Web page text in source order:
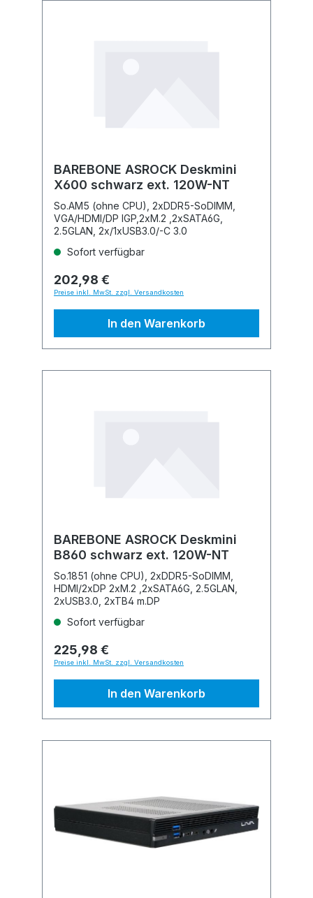
BAREBONE ASROCK Deskmini
X600 schwarz ext. 120W-NT
So.AM5 (ohne CPU), 2xDDR5-SoDIMM,
VGA/HDMI/DP IGP,2xM.2 ,2xSATA6G,
2.5GLAN, 2x/1xUSB3.0/-C 3.0
Sofort verfügbar
202,98 €
Preise inkl. MwSt. zzgl. Versandkosten
In den Warenkorb
BAREBONE ASROCK Deskmini
B860 schwarz ext. 120W-NT
So.1851 (ohne CPU), 2xDDR5-SoDIMM,
HDMI/2xDP 2xM.2 ,2xSATA6G, 2.5GLAN,
2xUSB3.0, 2xTB4 m.DP
Sofort verfügbar
225,98 €
Preise inkl. MwSt. zzgl. Versandkosten
In den Warenkorb